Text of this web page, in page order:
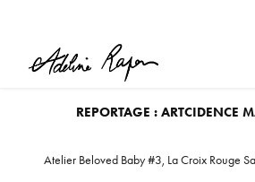
REPORTAGE : ARTCIDENCE
Atelier Beloved Baby #3, La Croix Rouge